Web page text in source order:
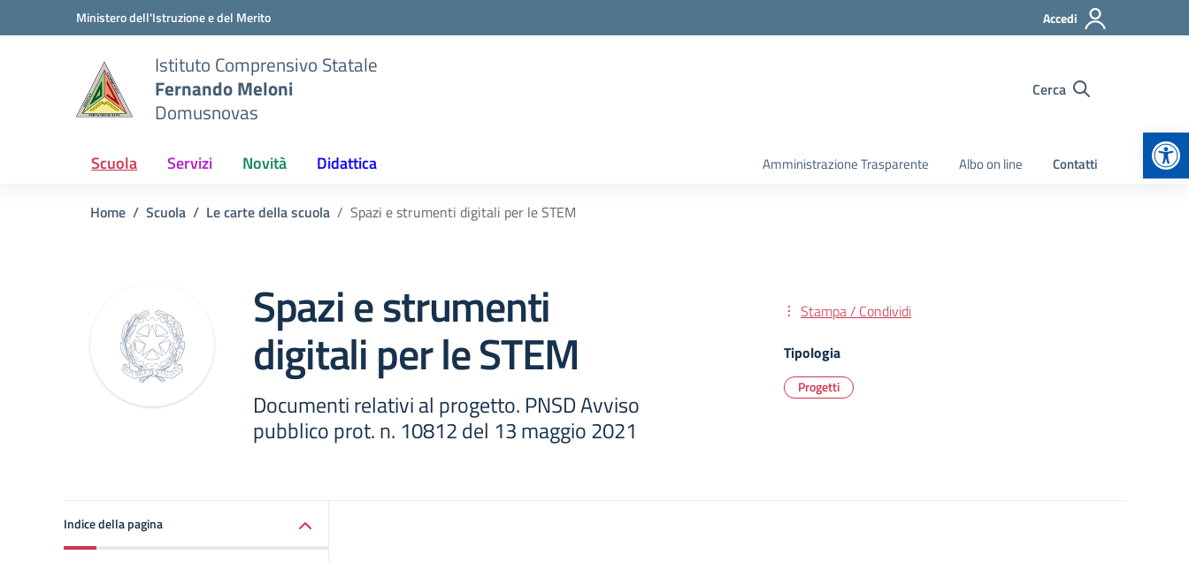
Vai ai contenuti
Vai al menu di navigazioneMinistero dell'Istruzione e del Merito Accedi
Istituto Comprensivo Statale
Fernando Meloni
Domusnovas
Cerca
Scuola Servizi Novità Didattica Amministrazione Trasparente Albo on line Contatti
Home Scuola Le carte della scuola Spazi e strumenti digitali per le STEM
Spazi e strumenti
digitali per le STEM
Documenti relativi al progetto. PNSD Avviso
pubblico prot. n. 10812 del 13 maggio 2021
Stampa / Condividi
Tipologia
Progetti
Indice della pagina